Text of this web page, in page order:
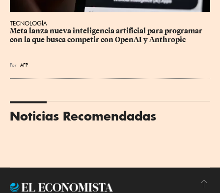
TECNOLOGÍA
Meta lanza nueva inteligencia artificial para programar
con la que busca competir con OpenAI y Anthropic
Por AFP
Noticias Recomendadas